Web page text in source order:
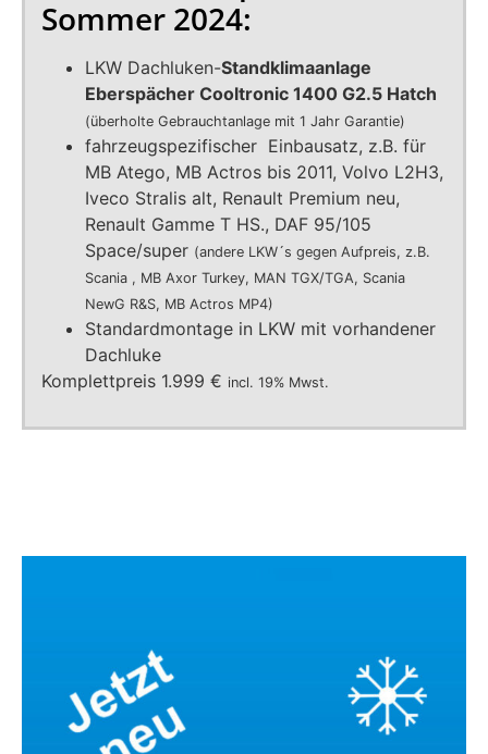
Sommer 2024:
LKW Dachluken-Standklimaanlage
Eberspächer Cooltronic 1400 G2.5 Hatch
(überholte Gebrauchtanlage mit 1 Jahr Garantie)
fahrzeugspezifischer Einbausatz, z.B. für
MB Atego, MB Actros bis 2011, Volvo L2H3,
Iveco Stralis alt, Renault Premium neu,
Renault Gamme T HS., DAF 95/105
Space/super (andere LKW´s gegen Aufpreis, z.B.
Scania , MB Axor Turkey, MAN TGX/TGA, Scania
NewG R&S, MB Actros MP4)
Standardmontage in LKW mit vorhandener
Dachluke
Komplettpreis 1.999 € incl. 19% Mwst.